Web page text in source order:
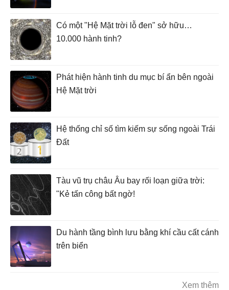
Có một "Hệ Mặt trời lỗ đen" sở hữu…
10.000 hành tinh?
Phát hiện hành tinh du mục bí ẩn bên ngoài
Hệ Mặt trời
Hệ thống chỉ số tìm kiếm sự sống ngoài Trái
Đất
Tàu vũ trụ châu Âu bay rối loạn giữa trời:
"Kẻ tấn công bất ngờ!
Du hành tầng bình lưu bằng khí cầu cất cánh
trên biển
Xem thêm